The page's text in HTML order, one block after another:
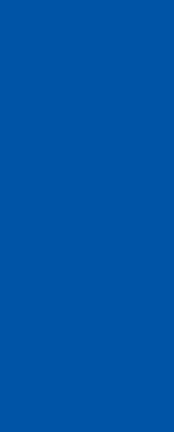
News Agencies